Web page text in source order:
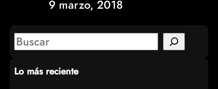
9 marzo, 2018
S
a
Lo más reciente